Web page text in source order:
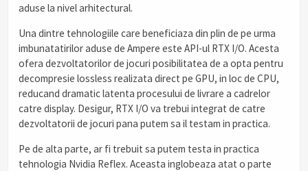
aduse la nivel arhitectural.
Una dintre tehnologiile care beneficiaza din plin de pe urma
imbunatatirilor aduse de Ampere este API-ul RTX I/O. Acesta
ofera dezvoltatorilor de jocuri posibilitatea de a opta pentru
decompresie lossless realizata direct pe GPU, in loc de CPU,
reducand dramatic latenta procesului de livrare a cadrelor
catre display. Desigur, RTX I/O va trebui integrat de catre
dezvoltatorii de jocuri pana putem sa il testam in practica.
Pe de alta parte, ar fi trebuit sa putem testa in practica
tehnologia Nvidia Reflex. Aceasta inglobeaza atat o parte